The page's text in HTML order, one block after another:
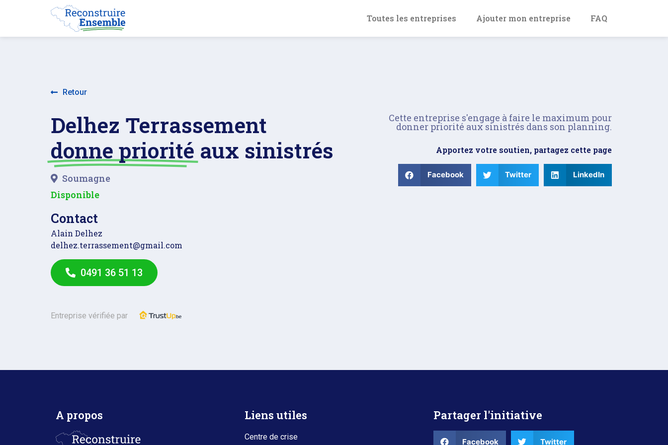
Toutes les entreprises Ajouter mon entreprise FAQ
Retour
Delhez Terrassement
donne priorité aux sinistrés
Soumagne
Disponible
Contact
Alain Delhez
delhez.terrassement@gmail.com
0491 36 51 13
Cette entreprise s'engage à faire le maximum pour
donner priorité aux sinistrés dans son planning.
Apportez votre soutien, partagez cette page
Facebook Twitter LinkedIn
Entreprise vérifiée par
A propos Liens utiles
Centre de crise
Partager l'initiative
Facebook Twitter